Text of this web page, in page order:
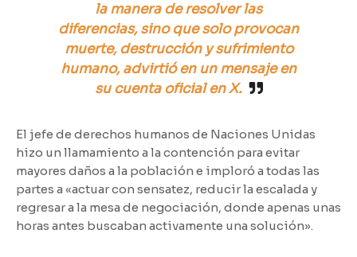
la manera de resolver las
diferencias, sino que solo provocan
muerte, destrucción y sufrimiento
humano, advirtió en un mensaje en
su cuenta oficial en X.
El jefe de derechos humanos de Naciones Unidas
hizo un llamamiento a la contención para evitar
mayores daños a la población e imploró a todas las
partes a «actuar con sensatez, reducir la escalada y
regresar a la mesa de negociación, donde apenas unas
horas antes buscaban activamente una solución».